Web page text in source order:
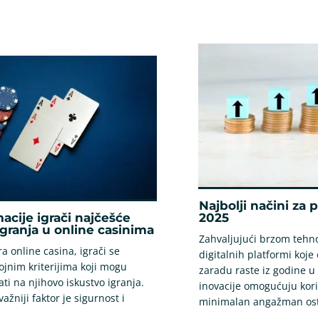
igrači najčešće
u online casinima
online casina, igrači se
kriterijima koji mogu
na njihovo iskustvo igranja.
faktor je sigurnost i
Najbolji načini za
2025
Zahvaljujući brzom
digitalnih platformi koje
zaradu raste iz godine
inovacije omogućuju
minimalan angažman